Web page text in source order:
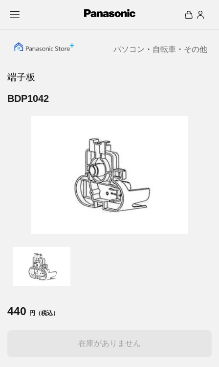
パソコン ・ 自転車 ・ その他
端子板
BDP1042
440 円（税込）
在庫がありません